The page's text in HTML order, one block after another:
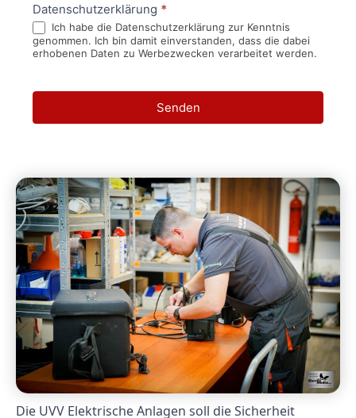
Datenschutzerklärung *
Ich habe die Datenschutzerklärung zur Kenntnis
genommen. Ich bin damit einverstanden, dass die dabei
erhobenen Daten zu Werbezwecken verarbeitet werden.
Senden
Die UVV Elektrische Anlagen soll die Sicherheit